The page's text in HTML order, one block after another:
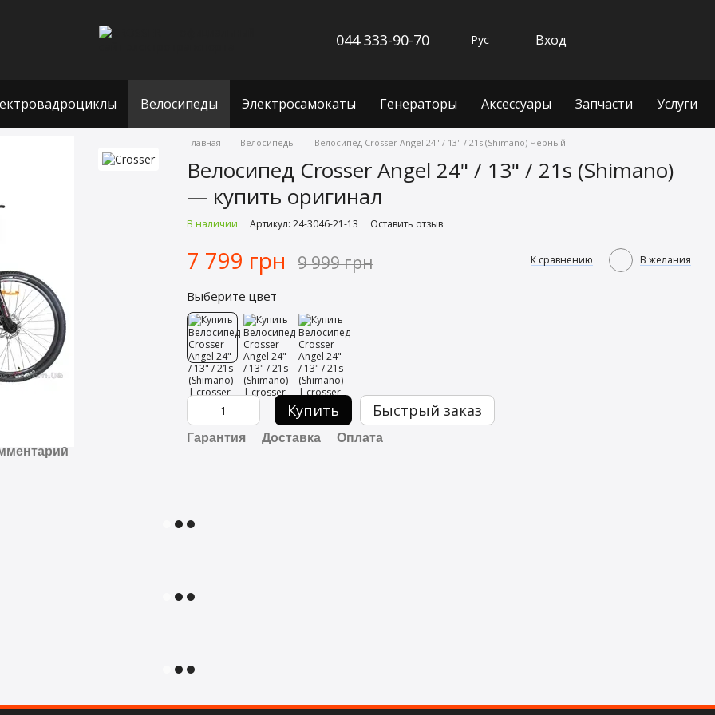
044 333-90-70 Рус Вход
Велосипеды Электросамокаты Генераторы Аксессуары Запчасти Услуги
Главная Велосипеды Велосипед Crosser Angel 24" / 13" / 21s (Shimano) Черный
Велосипед Crosser Angel 24" / 13" / 21s (Shimano)
— купить оригинал
В наличии Артикул: 24-3046-21-13 Оставить отзыв
7 799 грн 9 999 грн К сравнению В желания
Выберите цвет
Купить Быстрый заказ
Гарантия Доставка Оплата